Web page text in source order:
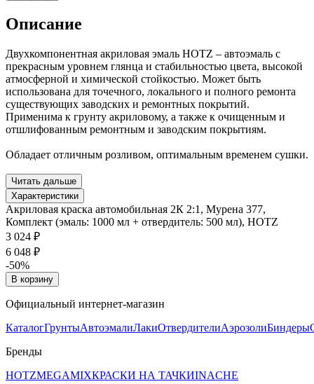
Описание
Двухкомпонентная акриловая эмаль HOTZ – автоэмаль с
прекрасным уровнем глянца и стабильностью цвета, высокой
атмосферной и химической стойкостью. Может быть
использована для точечного, локального и полного ремонта
существующих заводских и ремонтных покрытий.
Применима к грунту акриловому, а также к очищенным и
отшлифованным ремонтным и заводским покрытиям.
Обладает отличным розливом, оптимальным временем сушки.
Читать дальше
Характеристики
Акриловая краска автомобильная 2К 2:1, Мурена 377,
Комплект (эмаль: 1000 мл + отвердитель: 500 мл), HOTZ
3 024 ₽
6 048 ₽
-50%
В корзину
Официальный интернет-магазин
КаталогГрунтыАвтоэмалиЛакиОтвердителиАэрозолиБиндеры
Бренды
HOTZMEGAMIXКРАСКИ НА ТАЧКИINACHE